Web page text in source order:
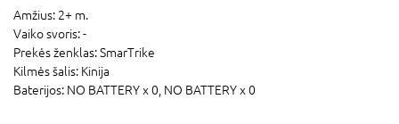
Amžius: 2+ m.
Vaiko svoris:-
Prekės ženklas:SmarTrike
Kilmės šalis: Kinija
Baterijos: NO BATTERY x 0, NO BATTERY x 0